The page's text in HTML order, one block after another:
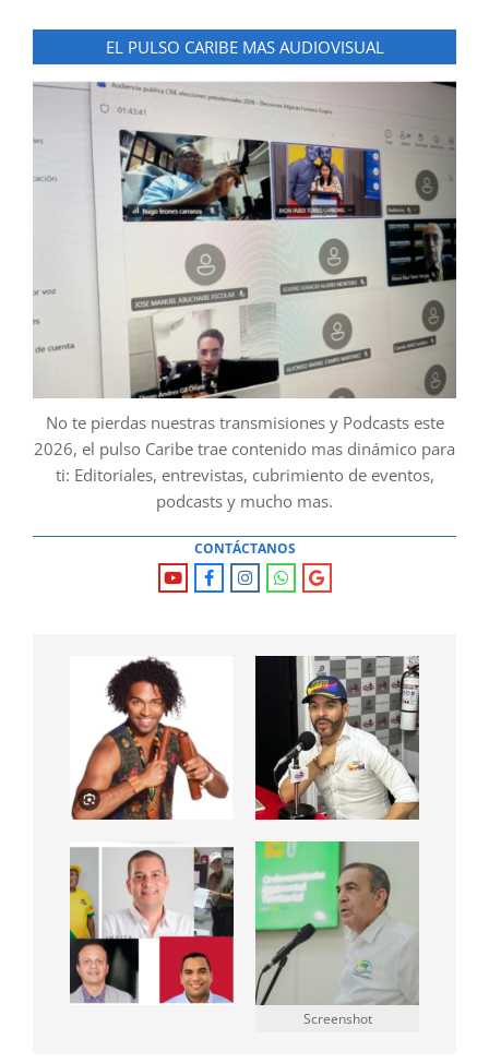
EL PULSO CARIBE MAS AUDIOVISUAL
No te pierdas nuestras transmisiones y Podcasts este
2026, el pulso Caribe trae contenido mas dinámico para
ti: Editoriales, entrevistas, cubrimiento de eventos,
podcasts y mucho mas.
CONTÁCTANOS
Screenshot